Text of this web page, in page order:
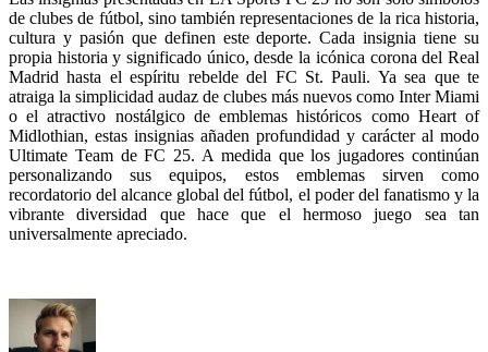
de clubes de fútbol, sino también representaciones de la rica historia,
cultura y pasión que definen este deporte. Cada insignia tiene su
propia historia y significado único, desde la icónica corona del Real
Madrid hasta el espíritu rebelde del FC St. Pauli. Ya sea que te
atraiga la simplicidad audaz de clubes más nuevos como Inter Miami
o el atractivo nostálgico de emblemas históricos como Heart of
Midlothian, estas insignias añaden profundidad y carácter al modo
Ultimate Team de FC 25. A medida que los jugadores continúan
personalizando sus equipos, estos emblemas sirven como
recordatorio del alcance global del fútbol, el poder del fanatismo y la
vibrante diversidad que hace que el hermoso juego sea tan
universalmente apreciado.